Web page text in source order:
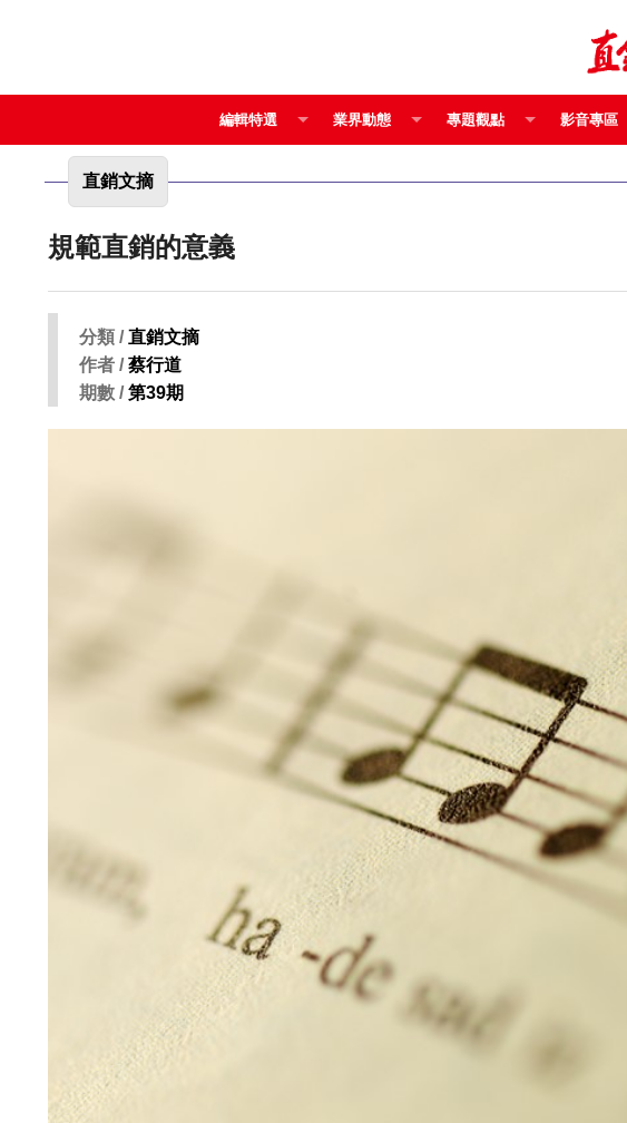
編輯特選 業界動態 專題觀點 影音專區
直銷文摘
規範直銷的意義
分類 /直銷文摘
作者 /蔡行道
期數 /第39期